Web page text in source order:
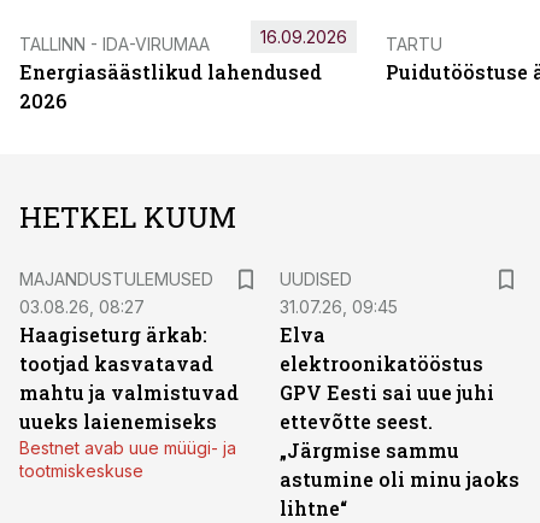
TALLINN - IDA-VIRUMAA
Energiasäästlikud lahendused
2026
16.09.2026 TARTU
Puidutööstuse
HETKEL KUUM
MAJANDUSTULEMUSED
03.08.26, 08:27
Haagiseturg ärkab:
tootjad kasvatavad
mahtu ja valmistuvad
uueks laienemiseks
Bestnet avab uue müügi- ja
tootmiskeskuse
UUDISED
31.07.26, 09:45
Elva
elektroonikatööstus
GPV Eesti sai uue juhi
ettevõtte seest.
„Järgmise sammu
astumine oli minu jaoks
lihtne“